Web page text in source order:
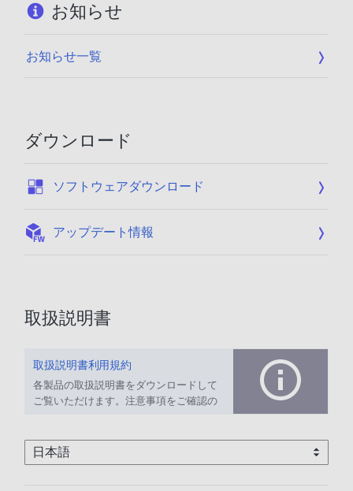
お知らせ
お知らせ一覧
ダウンロード
ソフトウェアダウンロード
アップデート情報
取扱説明書
取扱説明書利用規約
各製品の取扱説明書をダウンロードして
ご覧いただけます。注意事項をご確認の